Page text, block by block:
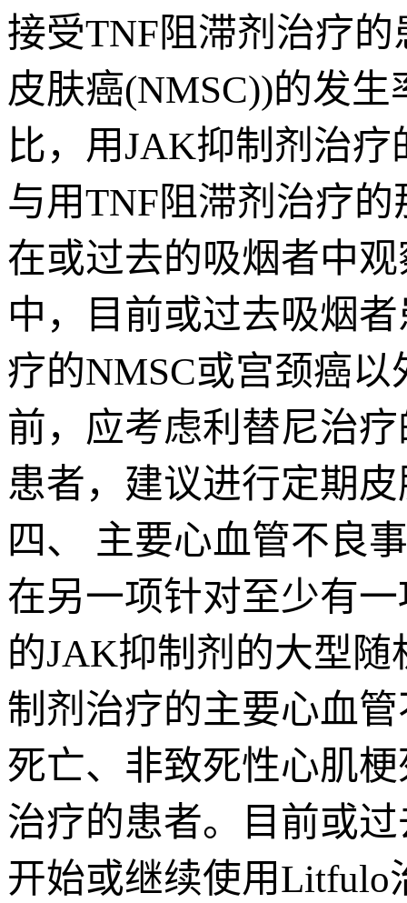
接受TNF阻滞剂治疗
皮肤癌(NMSC))的发
比，用JAK抑制剂治
与用TNF阻滞剂治疗
在或过去的吸烟者中
中，目前或过去吸烟
疗的NMSC或宫颈癌
前，应考虑利替尼治
患者，建议进行定期
四、 主要心血管不良
在另一项针对至少有
的JAK抑制剂的大型
制剂治疗的主要心血
死亡、非致死性心肌
治疗的患者。目前或
开始或继续使用Litfulo